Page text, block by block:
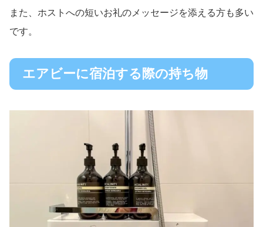
また、ホストへの短いお礼のメッセージを添える方も多い
です。
エアビーに宿泊する際の持ち物